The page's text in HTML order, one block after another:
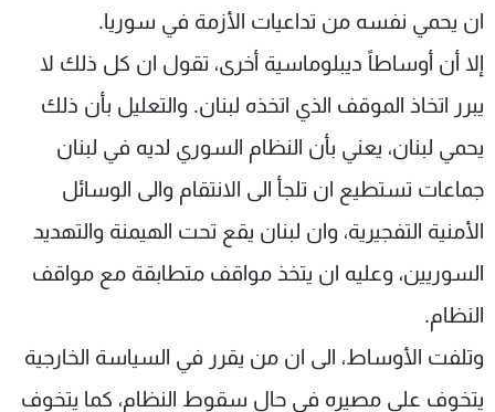
ان يحمي نفسه من تداعيات الأزمة في سوريا.
إلا أن أوساطاً ديبلوماسية أخرى، تقول ان كل ذلك لا
يبرر اتخاذ الموقف الذي اتخذه لبنان. والتعليل بأن ذلك
يحمي لبنان، يعني بأن النظام السوري لديه في لبنان
جماعات تستطيع ان تلجأ الى الانتقام والى الوسائل
الأمنية التفجيرية، وان لبنان يقع تحت الهيمنة والتهديد
السوريين، وعليه ان يتخذ مواقف متطابقة مع مواقف
النظام.
وتلفت الأوساط، الى ان من يقرر في السياسة الخارجية
يتخوف على مصيره في حال سقوط النظام، كما يتخوف